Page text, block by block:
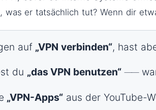
was er tatsächlich tut? Wenn dir
auf „VPN verbinden“, hast
du „das VPN benutzen“ ──
„VPN-Apps“ aus der YouTube-